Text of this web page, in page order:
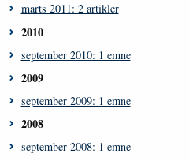
marts 2011: 2 artikler
2010
september 2010: 1 emne
2009
september 2009: 1 emne
2008
september 2008: 1 emne